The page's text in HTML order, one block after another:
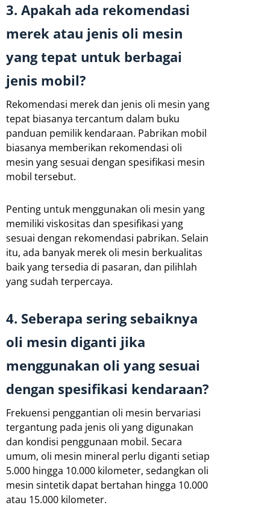
3. Apakah ada rekomendasi
merek atau jenis oli mesin
yang tepat untuk berbagai
jenis mobil?
Rekomendasi merek dan jenis oli mesin yang
tepat biasanya tercantum dalam buku
panduan pemilik kendaraan. Pabrikan mobil
biasanya memberikan rekomendasi oli
mesin yang sesuai dengan spesifikasi mesin
mobil tersebut.
Penting untuk menggunakan oli mesin yang
memiliki viskositas dan spesifikasi yang
sesuai dengan rekomendasi pabrikan. Selain
itu, ada banyak merek oli mesin berkualitas
baik yang tersedia di pasaran, dan pilihlah
yang sudah terpercaya.
4. Seberapa sering sebaiknya
oli mesin diganti jika
menggunakan oli yang sesuai
dengan spesifikasi kendaraan?
Frekuensi penggantian oli mesin bervariasi
tergantung pada jenis oli yang digunakan
dan kondisi penggunaan mobil. Secara
umum, oli mesin mineral perlu diganti setiap
5.000 hingga 10.000 kilometer, sedangkan oli
mesin sintetik dapat bertahan hingga 10.000
atau 15.000 kilometer.